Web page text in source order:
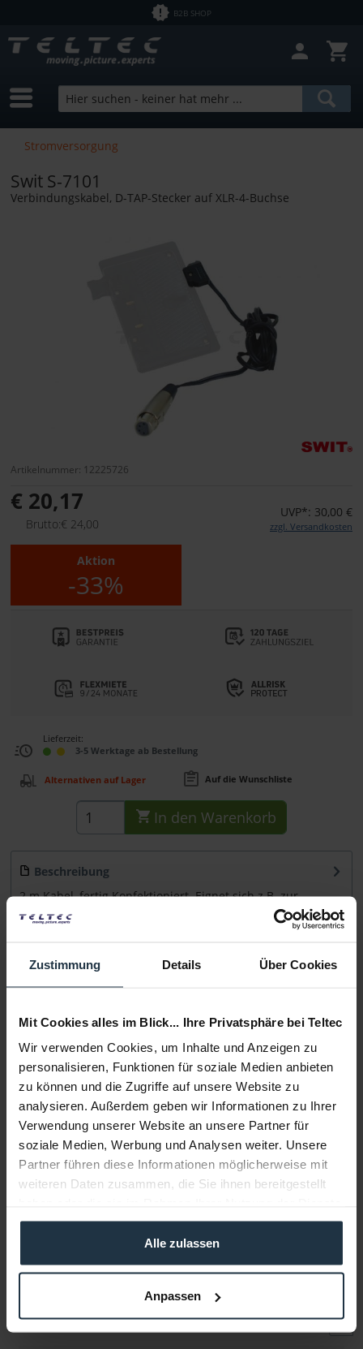
Zustimmung Details Über Cookies
Mit Cookies alles im Blick... Ihre Privatsphäre bei Teltec
Wir verwenden Cookies, um Inhalte und Anzeigen zu
personalisieren, Funktionen für soziale Medien anbieten
zu können und die Zugriffe auf unsere Website zu
analysieren. Außerdem geben wir Informationen zu Ihrer
Verwendung unserer Website an unsere Partner für
soziale Medien, Werbung und Analysen weiter. Unsere
Partner führen diese Informationen möglicherweise mit
weiteren Daten zusammen, die Sie ihnen bereitgestellt
gesammelt haben.
Alle zulassen
Anpassen
B2B SHOP
Stromversorgung
Swit S-7101
Verbindungskabel, D-TAP-Stecker auf XLR-4-Buchse
Artikelnummer: 12225726
€ 20,17
Brutto:€ 24,00
UVP*: 30,00 €
zzgl. Versandkosten
Aktion
-33%
Lieferzeit:
3-5 Werktage ab Bestellung
Alternativen auf Lager Auf die Wunschliste
In den Warenkorb
Beschreibung
2 m Kabel, fertig Konfektioniert. Eignet sich z.B. zur
Speisung von Monitoren und Kameras mit...
mehr
Infos zu Hersteller & Produktsicherheit
Folgende Infos zum Hersteller sind verfübar......
Weitere Artikel von Swit ansehen
DC Power Kabel 4-Pin XLR Stecker/Kupplung, 3 Meter